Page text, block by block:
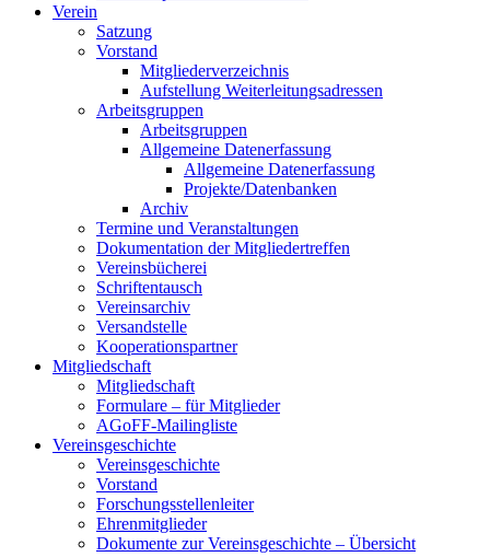
Verein
Satzung
Vorstand
Mitgliederverzeichnis
Aufstellung Weiterleitungsadressen
Arbeitsgruppen
Arbeitsgruppen
Allgemeine Datenerfassung
Allgemeine Datenerfassung
Projekte/Datenbanken
Archiv
Termine und Veranstaltungen
Dokumentation der Mitgliedertreffen
Vereinsbücherei
Schriftentausch
Vereinsarchiv
Versandstelle
Kooperationspartner
Mitgliedschaft
Mitgliedschaft
Formulare – für Mitglieder
AGoFF-Mailingliste
Vereinsgeschichte
Vereinsgeschichte
Vorstand
Forschungsstellenleiter
Ehrenmitglieder
Dokumente zur Vereinsgeschichte – Übersicht